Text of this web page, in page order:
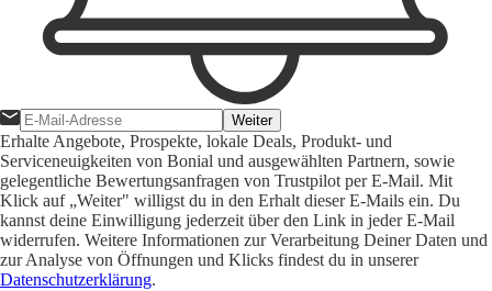
Weiter
Erhalte Angebote, Prospekte, lokale Deals, Produkt- und
Serviceneuigkeiten von Bonial und ausgewählten Partnern, sowie
gelegentliche Bewertungsanfragen von Trustpilot per E-Mail. Mit
Klick auf „Weiter" willigst du in den Erhalt dieser E-Mails ein. Du
kannst deine Einwilligung jederzeit über den Link in jeder E-Mail
widerrufen. Weitere Informationen zur Verarbeitung Deiner Daten und
zur Analyse von Öffnungen und Klicks findest du in unserer
Datenschutzerklärung.